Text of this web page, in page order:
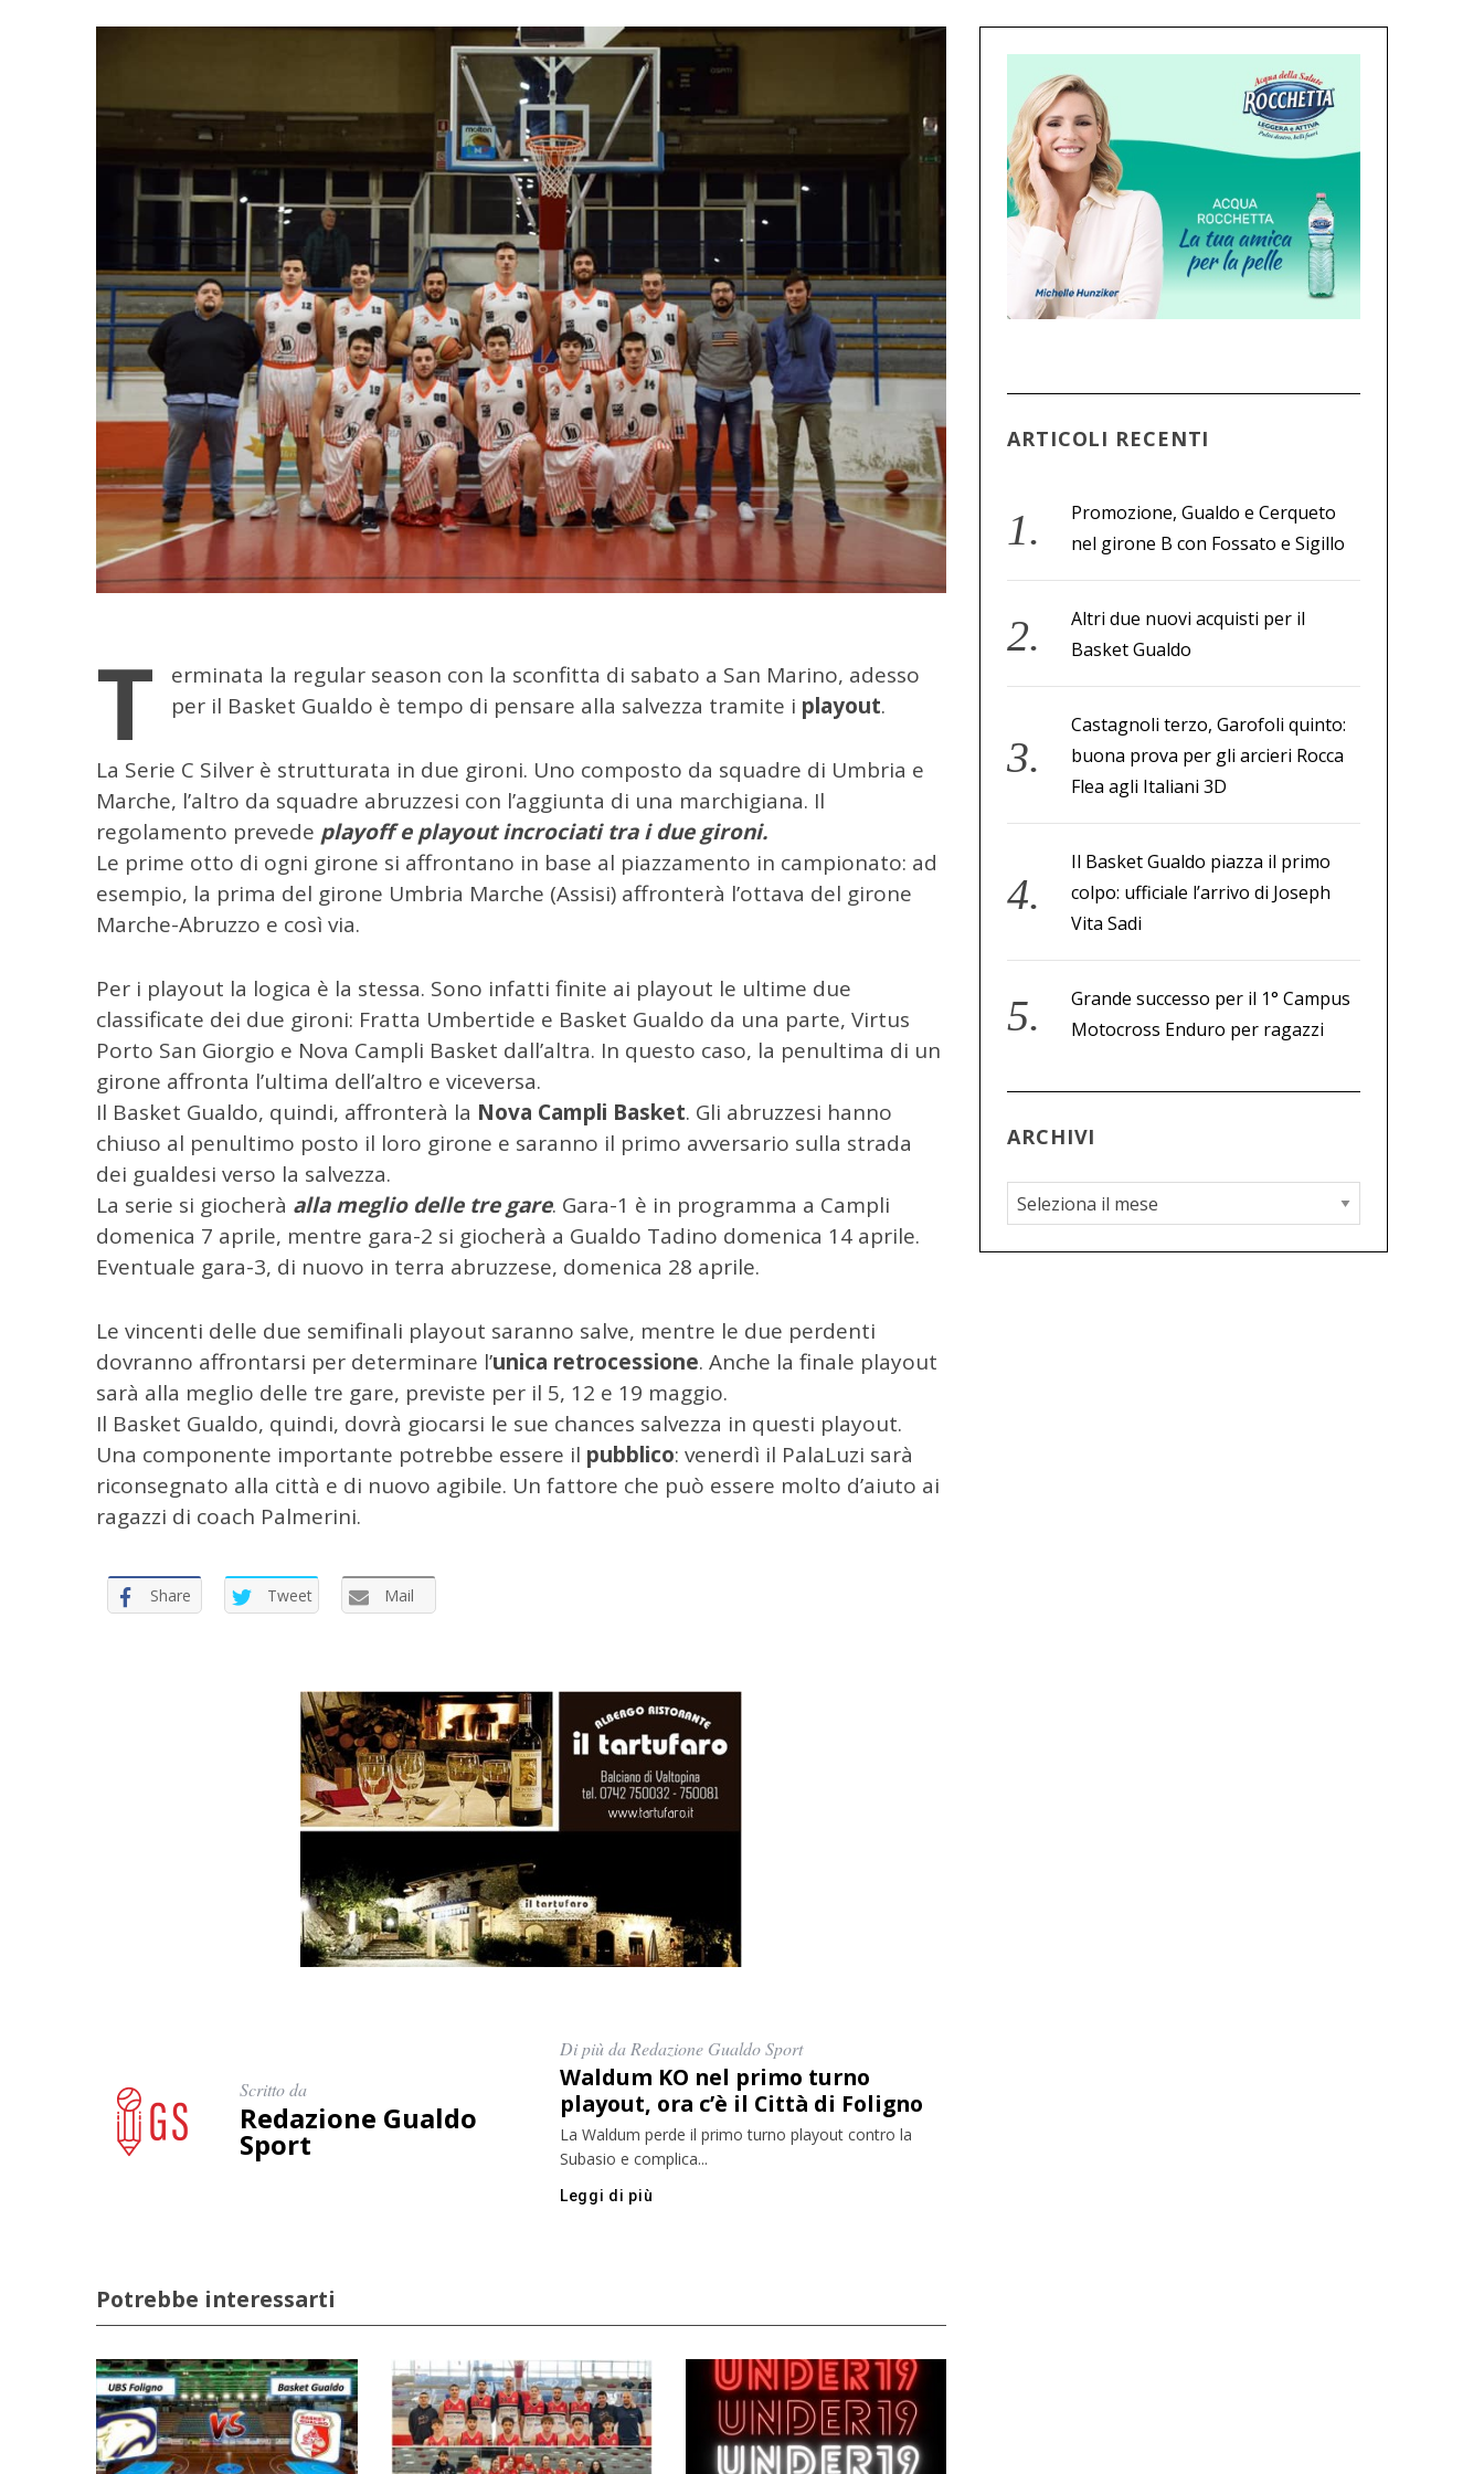
T
erminata la regular season con la sconfitta di sabato a San Marino, adesso
per il Basket Gualdo è tempo di pensare alla salvezza tramite i playout.
La Serie C Silver è strutturata in due gironi. Uno composto da squadre di Umbria e
Marche, l’altro da squadre abruzzesi con l’aggiunta di una marchigiana. Il
regolamento prevede playoff e playout incrociati tra i due gironi.
Le prime otto di ogni girone si affrontano in base al piazzamento in campionato: ad
esempio, la prima del girone Umbria Marche (Assisi) affronterà l’ottava del girone
Marche-Abruzzo e così via.
Per i playout la logica è la stessa. Sono infatti finite ai playout le ultime due
classificate dei due gironi: Fratta Umbertide e Basket Gualdo da una parte, Virtus
Porto San Giorgio e Nova Campli Basket dall’altra. In questo caso, la penultima di un
girone affronta l’ultima dell’altro e viceversa.
Il Basket Gualdo, quindi, affronterà la Nova Campli Basket. Gli abruzzesi hanno
chiuso al penultimo posto il loro girone e saranno il primo avversario sulla strada
dei gualdesi verso la salvezza.
La serie si giocherà alla meglio delle tre gare. Gara-1 è in programma a Campli
domenica 7 aprile, mentre gara-2 si giocherà a Gualdo Tadino domenica 14 aprile.
Eventuale gara-3, di nuovo in terra abruzzese, domenica 28 aprile.
Le vincenti delle due semifinali playout saranno salve, mentre le due perdenti
dovranno affrontarsi per determinare l’unica retrocessione. Anche la finale playout
sarà alla meglio delle tre gare, previste per il 5, 12 e 19 maggio.
Il Basket Gualdo, quindi, dovrà giocarsi le sue chances salvezza in questi playout.
Una componente importante potrebbe essere il pubblico: venerdì il PalaLuzi sarà
riconsegnato alla città e di nuovo agibile. Un fattore che può essere molto d’aiuto ai
ragazzi di coach Palmerini.
Share Tweet Mail
Scritto da
Redazione Gualdo
Sport
Di più da Redazione Gualdo Sport
Waldum KO nel primo turno
playout, ora c’è il Città di Foligno
La Waldum perde il primo turno playout contro la
Subasio e complica...
Leggi di più
Potrebbe interessarti
ARTICOLI RECENTI
Promozione, Gualdo e Cerqueto
nel girone B con Fossato e Sigillo
Altri due nuovi acquisti per il
Basket Gualdo
Castagnoli terzo, Garofoli quinto:
buona prova per gli arcieri Rocca
Flea agli Italiani 3D
Il Basket Gualdo piazza il primo
colpo: ufficiale l’arrivo di Joseph
Vita Sadi
Grande successo per il 1° Campus
Motocross Enduro per ragazzi
ARCHIVI
A
r
c
e
r
a
p
e
r